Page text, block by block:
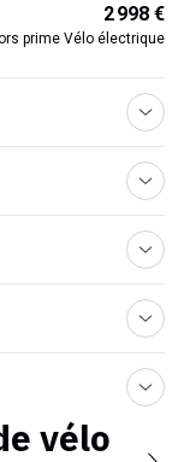
2 998 €
prime Vélo électrique
vélo